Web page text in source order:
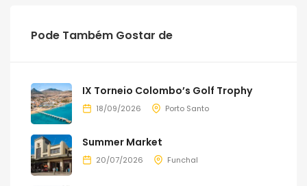
Pode Também Gostar de
IX Torneio Colombo’s Golf Trophy
18/09/2026 Porto Santo
Summer Market
20/07/2026 Funchal